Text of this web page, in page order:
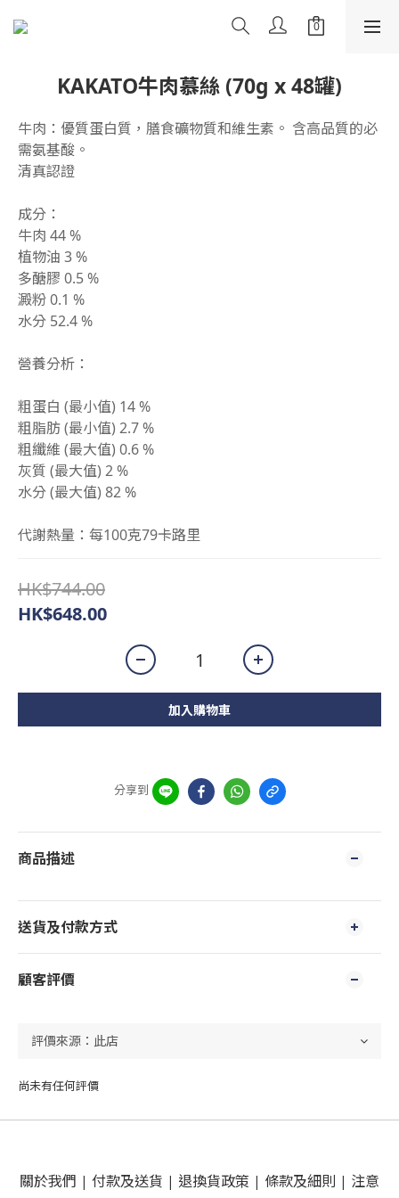
KAKATO牛肉慕絲 (70g x 48罐)
牛肉：優質蛋白質，膳食礦物質和維生素。 含高品質的必
需氨基酸。
清真認證
成分：
牛肉 44 %
植物油 3 %
多醣膠 0.5 %
澱粉 0.1 %
水分 52.4 %
營養分析：
粗蛋白 (最小值) 14 %
粗脂肪 (最小值) 2.7 %
粗纖維 (最大值) 0.6 %
灰質 (最大值) 2 %
水分 (最大值) 82 %
代謝熱量：每100克79卡路里
HK$744.00
HK$648.00
加入購物車
分享到
商品描述
送貨及付款方式
顧客評價
尚未有任何評價
關於我們 | 付款及送貨 | 退換貨政策 | 條款及細則 | 注意